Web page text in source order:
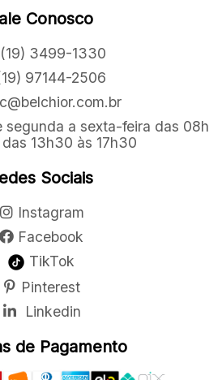
Conosco
(19) 3499-1330
97144-2506
segunda a sexta-feira das 08h
das 13h30 às 17h30
Sociais
Instagram
Facebook
TikTok
Pinterest
Linkedin
de Pagamento